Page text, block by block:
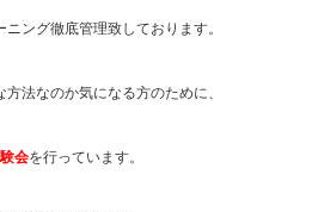
ング徹底管理致しております。
法なのか気になる方のために、
会を行っています。